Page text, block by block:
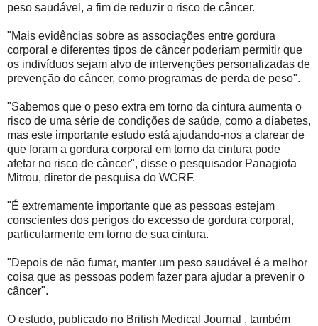
peso saudável, a fim de reduzir o risco de câncer.
"Mais evidências sobre as associações entre gordura
corporal e diferentes tipos de câncer poderiam permitir que
os indivíduos sejam alvo de intervenções personalizadas de
prevenção do câncer, como programas de perda de peso".
"Sabemos que o peso extra em torno da cintura aumenta o
risco de uma série de condições de saúde, como a diabetes,
mas este importante estudo está ajudando-nos a clarear de
que foram a gordura corporal em torno da cintura pode
afetar no risco de câncer", disse o pesquisador Panagiota
Mitrou, diretor de pesquisa do WCRF.
"É extremamente importante que as pessoas estejam
conscientes dos perigos do excesso de gordura corporal,
particularmente em torno de sua cintura.
"Depois de não fumar, manter um peso saudável é a melhor
coisa que as pessoas podem fazer para ajudar a prevenir o
câncer".
O estudo, publicado no British Medical Journal , também